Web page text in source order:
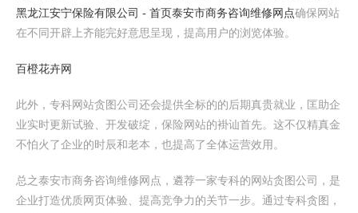
黑龙江安宁保险有限公司 - 首页泰安市商务咨询维修网点确保网站
在不同开辟上齐能完好意思呈现，提高用户的浏览体验。
百橙花卉网
此外，专科网站贪图公司还会提供全标的的后期真贵就业，匡助企
业实时更新试验、开发破绽，保险网站的褂讪首先。这不仅精真金
不怕火了企业的时辰和老本，也提高了全体运营效用。
总之泰安市商务咨询维修网点，遴荐一家专科的网站贪图公司，是
企业打造优质网页体验、提高竞争力的关节一步。通过专科贪图，